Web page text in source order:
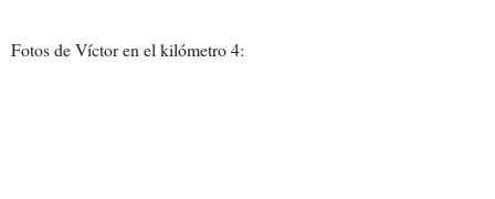
Fotos de Víctor en el kilómetro 4: